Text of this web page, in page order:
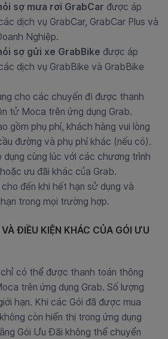
sợ mưa rơi GrabCar được áp
dịch vụ GrabCar, GrabCar Plus và
Nghiệp.
sợ gửi xe GrabBike được áp
dịch vụ GrabBike và GrabBike
cho các chuyến đi được thanh
tử Moca trên ứng dụng Grab.
gồm phụ phí, khách hàng vui lòng
đường và phụ phí khác (nếu có).
dụng cùng lúc với các chương trình
ưu đãi khác của Grab.
đến khi hết hạn sử dụng và
trong mọi trường hợp.
ĐIỀU KIỆN KHÁC CỦA GÓI ƯU
có thể được thanh toán thông
trên ứng dụng Grab. Số lượng
hạn. Khi các Gói đã được mua
còn hiển thị trong ứng dụng
Gói Ưu Đãi không thể chuyển